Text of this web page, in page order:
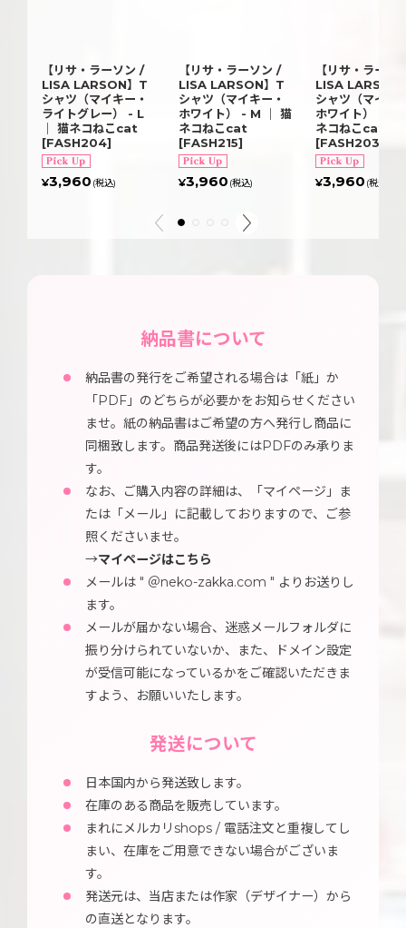
【リサ・ラーソン /
LISA LARSON】T
シャツ（マイキー・
ライトグレー） - L
｜ 猫ネコねこcat
[FASH204]
¥3,960 (税込)
【リサ・ラーソン /
LISA LARSON】T
シャツ（マイキー・
ホワイト） - M ｜ 猫
ネコねこcat
[FASH215]
¥3,960 (税込)
【リサ・ラーソ
LISA LARSON
シャツ（マイキ
ホワイト） - L
ネコねこcat
[FASH203
¥3,960 (税込)
納品書について
納品書の発行をご希望される場合は「紙」か
「PDF」のどちらが必要かをお知らせください
ませ。紙の納品書はご希望の方へ発行し商品に
同梱致します。商品発送後にはPDFのみ承りま
す。
なお、ご購入内容の詳細は、「マイページ」ま
たは「メール」に記載しておりますので、ご参
照くださいませ。
→マイページはこちら
メールは " ＠neko-zakka.com " よりお送りし
ます。
メールが届かない場合、迷惑メールフォルダに
振り分けられていないか、また、ドメイン設定
が受信可能になっているかをご確認いただきま
すよう、お願いいたします。
発送について
日本国内から発送致します。
在庫のある商品を販売しています。
まれにメルカリshops / 電話注文と重複してし
まい、在庫をご用意できない場合がございま
す。
発送元は、当店または作家（デザイナー）から
の直送となります。